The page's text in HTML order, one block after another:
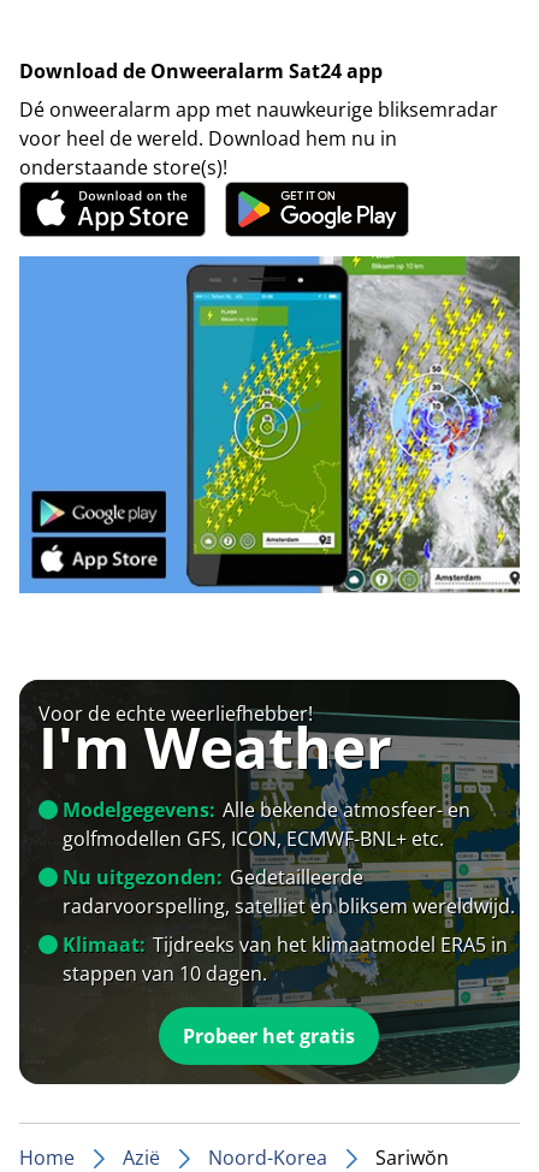
Download de Onweeralarm Sat24 app
Dé onweeralarm app met nauwkeurige bliksemradar
voor heel de wereld. Download hem nu in
onderstaande store(s)!
Voor de echte weerliefhebber!
I'm Weather
Modelgegevens: Alle bekende atmosfeer- en
golfmodellen GFS, ICON, ECMWF-BNL+ etc.
Nu uitgezonden: Gedetailleerde
radarvoorspelling, satelliet en bliksem wereldwijd.
Klimaat: Tijdreeks van het klimaatmodel ERA5 in
stappen van 10 dagen.
Probeer het gratis
Home Azië Noord-Korea Sariwŏn